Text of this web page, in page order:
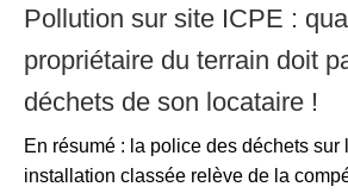
Pollution sur site ICPE :
propriétaire du terrain doit
déchets de son locataire !
En résumé : la police des déchets sur
installation classée relève de la